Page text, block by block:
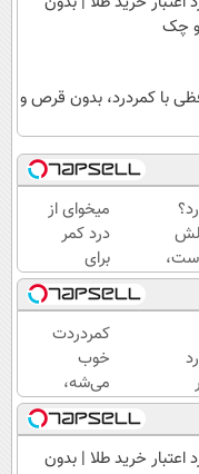
چک
با کمردرد، بدون قرص و
میخوای از
درد کمر
برای
همیشه
راحت شی؟
👈
پرسش‌نامه
رو پر کن
کمردردت
خوب
می‌شه،
اگر این
پرسشنامه
رو پر
اعتبار خرید طلا | بدون